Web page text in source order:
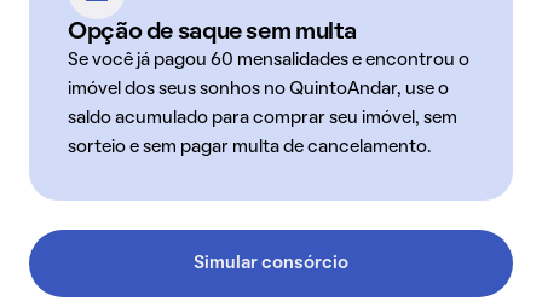
Opção de saque sem multa
Se você já pagou 60 mensalidades e encontrou o
imóvel dos seus sonhos no QuintoAndar, use o
saldo acumulado para comprar seu imóvel, sem
sorteio e sem pagar multa de cancelamento.
Simular consórcio